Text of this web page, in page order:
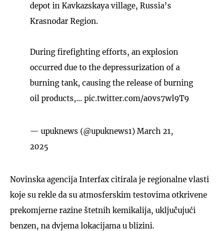
depot in Kavkazskaya village, Russia’s
Krasnodar Region.
During firefighting efforts, an explosion
occurred due to the depressurization of a
burning tank, causing the release of burning
oil products,… pic.twitter.com/a0vs7wl9T9
— upuknews (@upuknews1) March 21,
2025
Novinska agencija Interfax citirala je regionalne vlasti
koje su rekle da su atmosferskim testovima otkrivene
prekomjerne razine štetnih kemikalija, uključujući
benzen, na dvjema lokacijama u blizini.